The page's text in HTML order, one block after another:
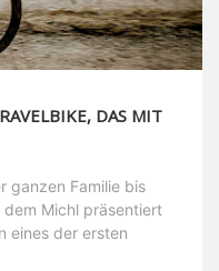
DAS MIT
ganzen Familie bis
Michl präsentiert
eines der ersten